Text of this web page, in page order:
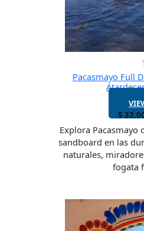
Pacasmayo Full
$
Explora Pacasmayo
sandboard en las
naturales,
fogata